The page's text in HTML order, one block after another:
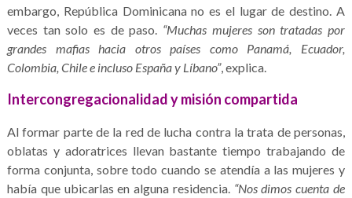
embargo, República Dominicana no es el lugar de destino. A
veces tan solo es de paso. “Muchas mujeres son tratadas por
grandes mafias hacia otros países como Panamá, Ecuador,
Colombia, Chile e incluso España y Líbano”, explica.
Intercongregacionalidad y misión compartida
Al formar parte de la red de lucha contra la trata de personas,
oblatas y adoratrices llevan bastante tiempo trabajando de
forma conjunta, sobre todo cuando se atendía a las mujeres y
había que ubicarlas en alguna residencia.“Nos dimos cuenta de